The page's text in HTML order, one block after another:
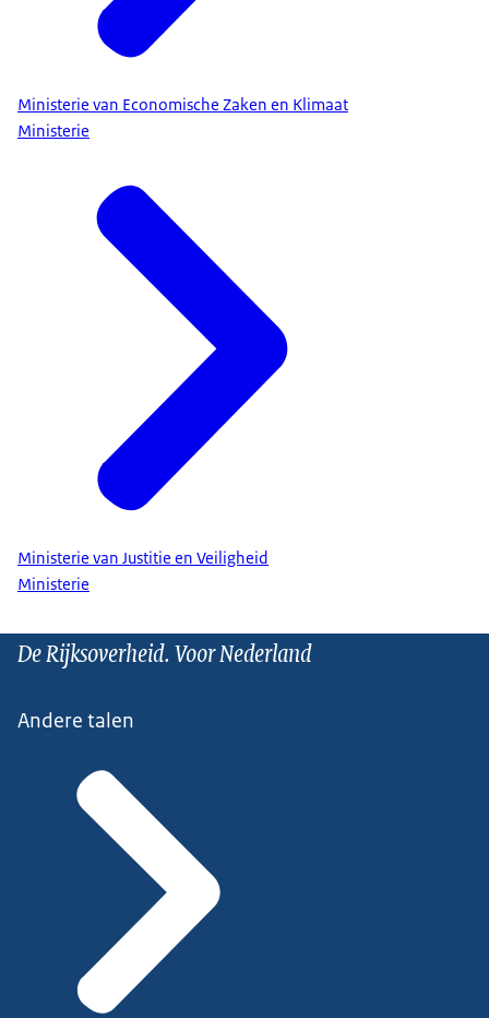
Ministerie van Economische Zaken en Klimaat
Ministerie
Ministerie van Justitie en Veiligheid
Ministerie
De Rijksoverheid. Voor Nederland
Andere talen